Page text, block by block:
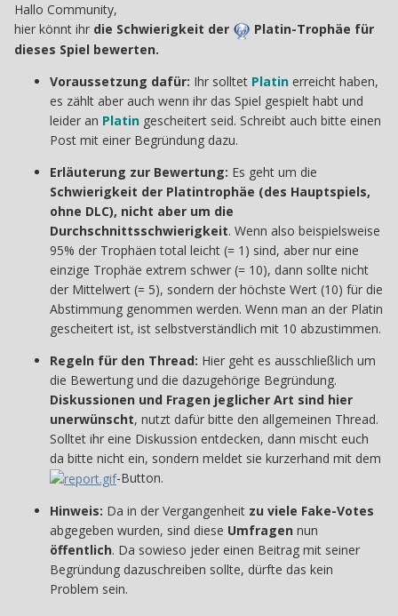
Hallo Community,
hier könnt ihr die Schwierigkeit der
Platin-Trophäe für
dieses Spiel bewerten.
Voraussetzung dafür: Ihr solltet Platin erreicht haben,
es zählt aber auch wenn ihr das Spiel gespielt habt und
leider an Platin gescheitert seid. Schreibt auch bitte einen
Post mit einer Begründung dazu.
Erläuterung zur Bewertung: Es geht um die
Schwierigkeit der Platintrophäe (des Hauptspiels,
ohne DLC), nicht aber um die
Durchschnittsschwierigkeit. Wenn also beispielsweise
95% der Trophäen total leicht (= 1) sind, aber nur eine
einzige Trophäe extrem schwer (= 10), dann sollte nicht
der Mittelwert (= 5), sondern der höchste Wert (10) für die
Abstimmung genommen werden. Wenn man an der Platin
gescheitert ist, ist selbstverständlich mit 10 abzustimmen.
Regeln für den Thread: Hier geht es ausschließlich um
die Bewertung und die dazugehörige Begründung.
Diskussionen und Fragen jeglicher Art sind hier
unerwünscht, nutzt dafür bitte den allgemeinen Thread.
Solltet ihr eine Diskussion entdecken, dann mischt euch
da bitte nicht ein, sondern meldet sie kurzerhand mit dem
-Button.
Hinweis: Da in der Vergangenheit zu viele Fake-Votes
abgegeben wurden, sind diese Umfragen nun
öffentlich. Da sowieso jeder einen Beitrag mit seiner
Begründung dazuschreiben sollte, dürfte das kein
Problem sein.